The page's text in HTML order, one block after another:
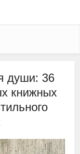
души: 36
книжных